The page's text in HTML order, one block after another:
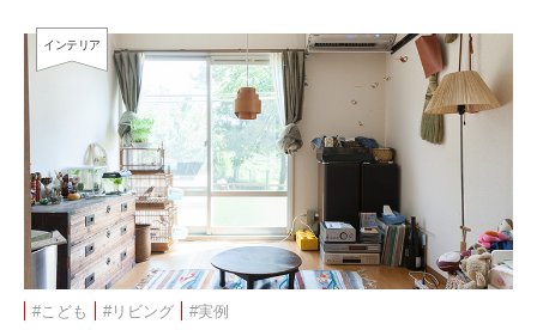
インテリア
#こども #リビング #実例